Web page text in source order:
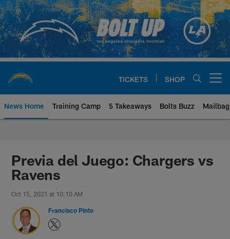
Skip
to
main
content
TICKETS SHOP
News Home Training Camp 5 Takeaways Bolts Buzz Mailbag
Chargers Official Site | Los
Previa del Juego: Chargers vs
Ravens
Oct 15, 2021 at 10:10 AM
Francisco Pinto